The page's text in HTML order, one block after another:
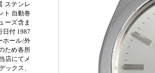
ステンレ
ト 自動巻
ーズ含ま
日付 1987
ホール/外
ため各所
店にてメ
ックス、